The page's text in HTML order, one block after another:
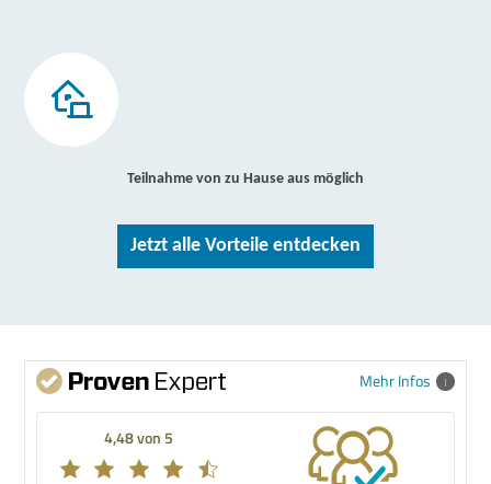
Teilnahme von zu Hause aus möglich
Jetzt alle Vorteile entdecken
Mehr Infos
4,48 von 5